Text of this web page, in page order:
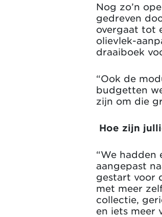
Nog zo’n
gedreven
overgaat tot
olievlek-
draaiboek
“Ook de
budgetten
zijn om die
Hoe zijn
“We hadden
aangepast
gestart voor
met meer
collectie,
en iets meer